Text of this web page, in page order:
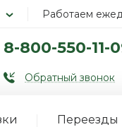
Работаем
8-800-550-11-
Обратный звонок
Переезды